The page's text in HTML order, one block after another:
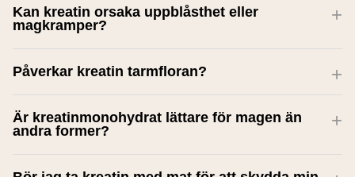
Kan kreatin orsaka uppblåsthet eller
magkramper?
Påverkar kreatin tarmfloran?
Är kreatinmonohydrat lättare för magen än
andra former?